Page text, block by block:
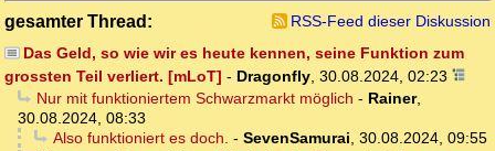
gesamter Thread:
RSS-Feed dieser Diskussion
Das Geld, so wie wir es heute kennen, seine Funktion zum
grossten Teil verliert. [mLoT] - Dragonfly, 30.08.2024, 02:23
Nur mit funktioniertem Schwarzmarkt möglich - Rainer,
30.08.2024, 08:33
Also funktioniert es doch. - SevenSamurai, 30.08.2024, 09:55